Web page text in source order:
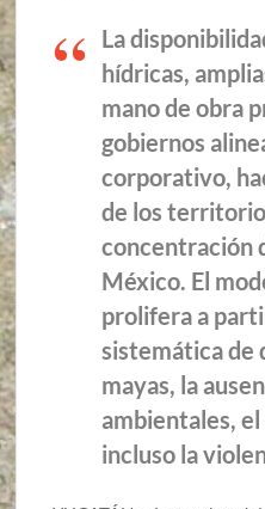
La
hídricas,
mano de obra
gobiernos
corporativo,
de los
concentración
México. El
prolifera a
sistemática de
mayas, la
ambientales,
incluso la